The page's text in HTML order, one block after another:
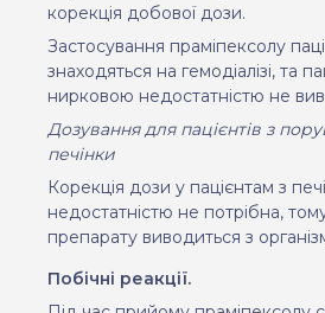
корекція добової дози.
Застосування праміпексолу
знаходяться на гемодіалізі, та
нирковою недостатністю не
Дозування для пацієнтів з
печінки
Корекція дози у пацієнтам з
недостатністю не потрібна,
препарату виводиться з
Побічні реакції.